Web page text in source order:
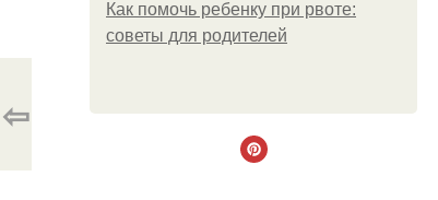
Как помочь ребенку при рвоте:
советы для родителей
⇦